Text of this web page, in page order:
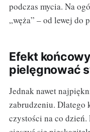
podczas mycia. Na
„węża” – od lewej do
Efekt
pielęgnować
Jednak nawet
zabrudzeniu. Dlatego
czystości na co